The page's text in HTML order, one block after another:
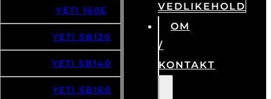
YETI 160E
YETI SB120
YETI SB140
YETI SB160
VEDLIKEHOLD
OM
/
KONTAKT